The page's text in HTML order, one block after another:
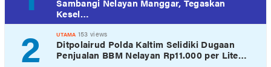
Sambangi Nelayan Manggar, Tegaskan
Kesel…
2 UTAMA 153 views
Ditpolairud Polda Kaltim Selidiki Dugaan
Penjualan BBM Nelayan Rp11.000 per Lite…